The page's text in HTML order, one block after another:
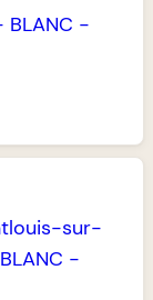
BLANC -
sur-
BLANC -